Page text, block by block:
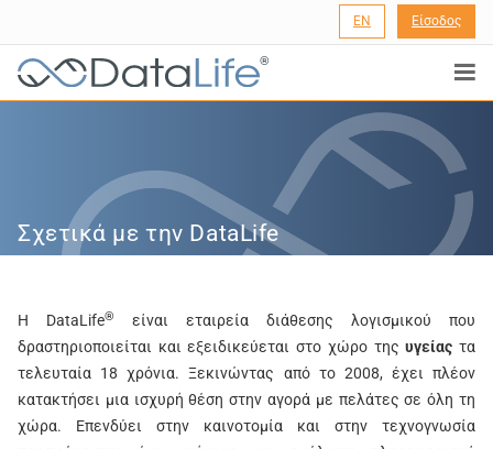
EN Είσοδος
®
Σχετικά με την DataLife
H DataLife®
είναι εταιρεία διάθεσης λογισμικού που
δραστηριοποιείται και εξειδικεύεται στο χώρο τηςυγείας τα
τελευταία 18 χρόνια. Ξεκινώντας από το 2008, έχει πλέον
κατακτήσει μια ισχυρή θέση στην αγορά με πελάτες σε όλη τη
χώρα. Επενδύει στην καινοτομία και στην τεχνογνωσία